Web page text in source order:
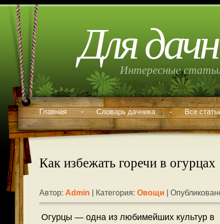
Для
Интересные
Главная Словарь дачника Все
Как избежать горечи в огурцах
Автор: Admin | Категория: Овощи |
Огурцы — одна из любимейших культур в